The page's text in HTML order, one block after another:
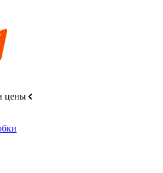
цены